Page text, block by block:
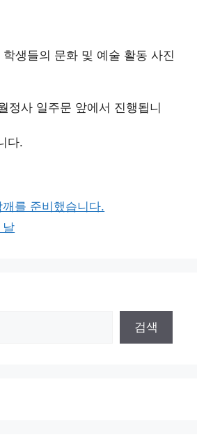
생들의 문화 및 예술 활동 사진
정사 일주문 앞에서 진행됩니
다.
를 준비했습니다.
날
검색